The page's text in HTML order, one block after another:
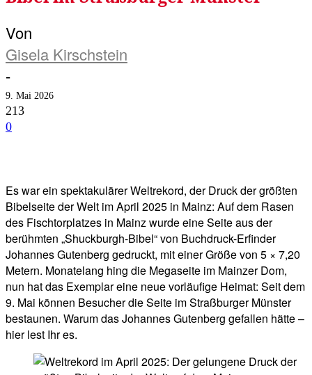
Von
Gisela Kirschstein
-
9. Mai 2026
213
0
Es war ein spektakulärer Weltrekord, der Druck der größten
Bibelseite der Welt im April 2025 in Mainz: Auf dem Rasen
des Fischtorplatzes in Mainz wurde eine Seite aus der
berühmten „Shuckburgh-Bibel“ von Buchdruck-Erfinder
Johannes Gutenberg gedruckt, mit einer Größe von 5 × 7,20
Metern. Monatelang hing die Megaseite im Mainzer Dom,
nun hat das Exemplar eine neue vorläufige Heimat: Seit dem
9. Mai können Besucher die Seite im Straßburger Münster
bestaunen. Warum das Johannes Gutenberg gefallen hätte –
hier lest Ihr es.